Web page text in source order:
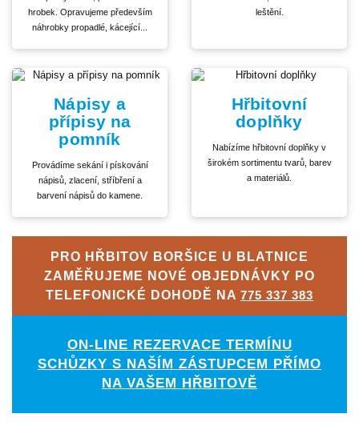
hrobek. Opravujeme především
náhrobky propadlé, kácející...
leštění.
Nápisy a
přípisy na
pomník
Provádíme sekání i pískování
nápisů, zlacení, stříbření a
barvení nápisů do kamene.
Hřbitovní
doplňky
Nabízíme hřbitovní doplňky v
širokém sortimentu tvarů, barev
a materiálů.
PRO HŘBITOV BORŠICE U BLATNICE
ZAMĚŘUJEME NOVÉ OBJEDNÁVKY PO
TELEFONICKÉ DOHODĚ NA 775 337 383
ON-LINE REZERVACE TERMÍNU
SCHŮZKY S NAŠÍM ZÁSTUPCEM PŘÍMO
NA VAŠEM HŘBITOVĚ